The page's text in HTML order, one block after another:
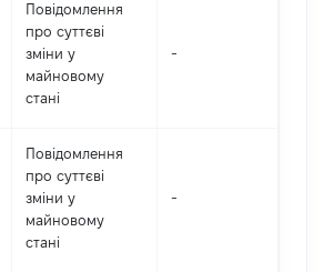
Повідомлення
про суттєві
зміни y
майновому
стані
-
Повідомлення
про суттєві
зміни y
майновому
стані
-